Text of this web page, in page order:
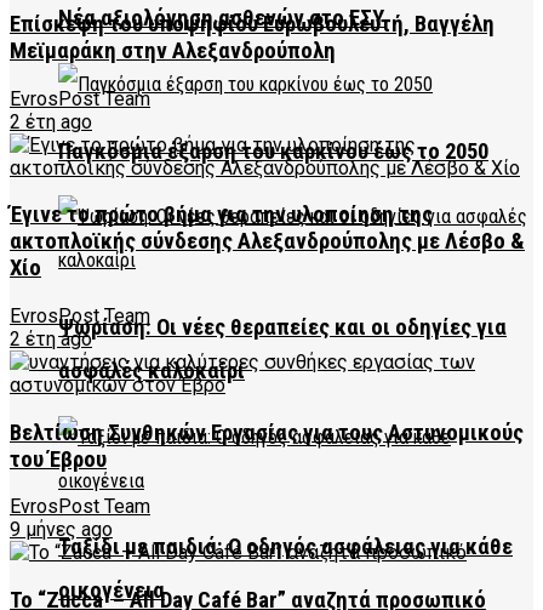
Νέα αξιολόγηση ασθενών στο ΕΣΥ
Παγκόσμια έξαρση του καρκίνου έως το 2050
Ψωρίαση: Οι νέες θεραπείες και οι οδηγίες για
ασφαλές καλοκαίρι
Ταξίδι με παιδιά: Ο οδηγός ασφάλειας για κάθε
οικογένεια
Επίσκεψη του υποψηφίου Ευρωβουλευτή, Βαγγέλη
Μεϊμαράκη στην Αλεξανδρούπολη
EvrosPost Team
2 έτη ago
Έγινε το πρώτο βήμα για την υλοποίηση της
ακτοπλοϊκής σύνδεσης Αλεξανδρούπολης με Λέσβο &
Χίο
EvrosPost Team
2 έτη ago
Βελτίωση Συνθηκών Εργασίας για τους Αστυνομικούς
του Έβρου
EvrosPost Team
9 μήνες ago
Το “Zucca – All Day Café Bar” αναζητά προσωπικό